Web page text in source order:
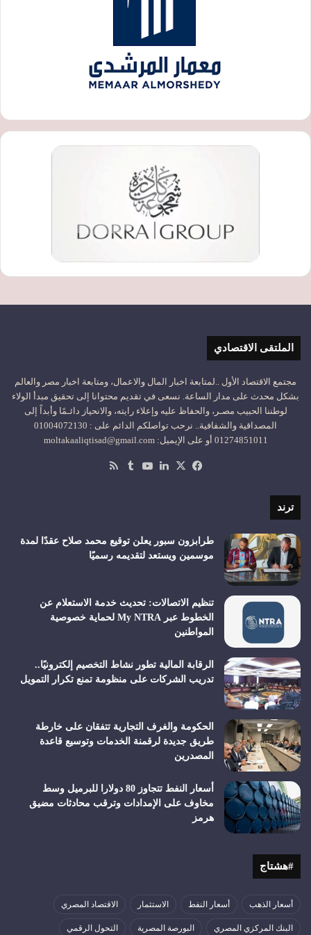
الملتقى الاقتصادي
مجتمع الاقتصاد الأول ..لمتابعة اخبار المال والاعمال، ومتابعة اخبار مصر والعالم
بشكل محدث على مدار الساعة. نسعى في تقديم محتوانا إلى تحقيق مبدأ الولاء
لوطننا الحبيب مصـر، والحفاظ عليه وإعلاء رايته، والانحياز دائـمًا وأبداً إلى
المصداقية والشفافية.. نرحب تواصلكم الدائم على : 01004072130
01274851011 أو على الإيميل: moltakaaliqtisad@gmail.com
فيسبوك
‫X لينكدإن‫YouTube
ترند
طرابزون سبور يعلن توقيع محمد صلاح عقدًا لمدة
موسمين ويستعد لتقديمه رسميًا
تنظيم الاتصالات: تحديث خدمة الاستعلام عن
الخطوط عبر My NTRA لحماية خصوصية
المواطنين
الرقابة المالية تطور نشاط التخصيم إلكترونيًا..
تدريب الشركات على منظومة تمنع تكرار التمويل
الحكومة والغرف التجارية تتفقان على خارطة
طريق جديدة لرقمنة الخدمات وتوسيع قاعدة
المصدرين
أسعار النفط تتجاوز 80 دولارا للبرميل وسط
مخاوف على الإمدادات وترقب محادثات مضيق
هرمز
#هشتاج
أسعار الذهب أسعار النفط الاستثمار الاقتصاد المصري
البنك المركزي المصري البورصة المصرية التحول الرقمي